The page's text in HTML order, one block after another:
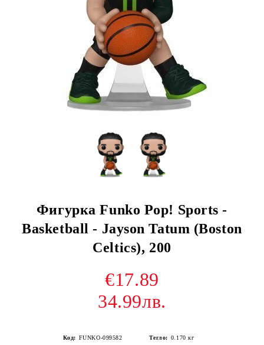
Фигурка Funko Pop! Sports -
Basketball - Jayson Tatum (Boston
Celtics), 200
€17.89
34.99лв.
Код: FUNKO-099582 Тегло: 0.170 кг